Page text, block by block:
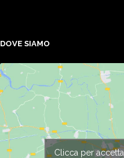
DOVE SIAMO
Clicca per